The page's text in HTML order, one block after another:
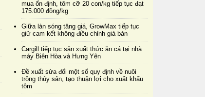
mua ổn định, tôm cỡ 20 con/kg tiếp tục đạt
175.000 đồng/kg
Giữa làn sóng tăng giá, GrowMax tiếp tục
giữ cam kết không điều chỉnh giá bán
Cargill tiếp tục sản xuất thức ăn cá tại nhà
máy Biên Hòa và Hưng Yên
Đề xuất sửa đổi một số quy định về nuôi
trồng thủy sản, tạo thuận lợi cho xuất khẩu
tôm